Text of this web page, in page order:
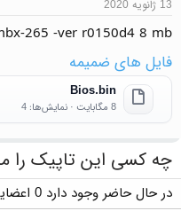
13 ژانویه 2020
265 -ver r0150d4 8 mb
فایل های ضمیمه
Bios.bin
8 مگابایت · نمایش‌ها: 4
چه کسی این تاپیک را
در حال حاضر وجود دارد 0 اعضایی که این موضوع را مشاهده می کنند